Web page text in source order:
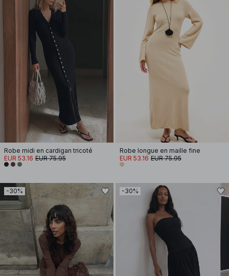
Robe midi en cardigan tricoté
EUR 53.16 EUR 75.95
Robe longue en maille fine
EUR 53.16 EUR 75.95
-30% -30%